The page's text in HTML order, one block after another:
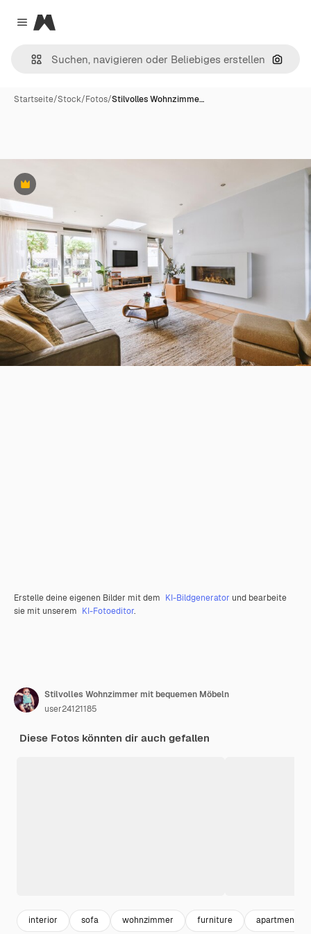
Close menu
Magnific
Nach
Startseite/Stock/Fotos/Stilvolles Wohnzimme…
Premium
Erstelle deine eigenen Bilder mit dem KI-Bildgenerator und bearbeite
sie mit unserem KI-Fotoeditor.
Stilvolles Wohnzimmer mit bequemen Möbeln
user24121185
Diese Fotos könnten dir auch gefallen
interior sofa wohnzimmer furniture apartment